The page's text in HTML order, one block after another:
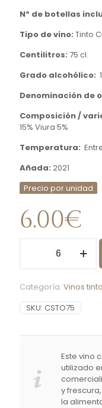
Nº de botellas
Tipo de vino: Tinto
Centilitros: 75 cl.
Grado alcohólico:
Denominación de
Composición /
15% Viura 5%
Temperatura:
Añada: 2021
Precio por unidad
6.00€
Casilda
cantidad
Categoría: Vinos
SKU: CSTO75
Este vino
utilizado
y
la